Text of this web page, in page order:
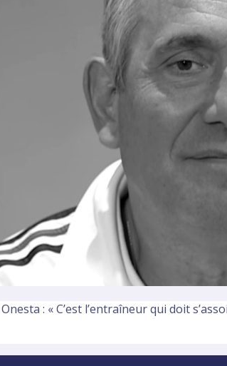
: « C’est l’entraîneur qui doit